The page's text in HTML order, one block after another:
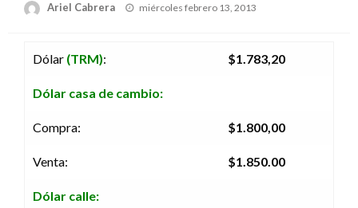
Ariel Cabrera
Publicado
miércoles febrero 13, 2013
Dólar (TRM): $1.783,20
Dólar casa de cambio:
Compra: $1.800,00
Venta: $1.850.00
Dólar calle: